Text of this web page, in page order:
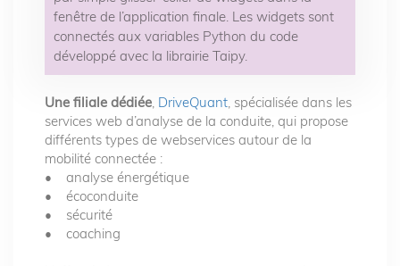
fenêtre de l’application finale. Les widgets sont
connectés aux variables Python du code
développé avec la librairie Taipy.
Une filiale dédiée DriveQuant , spécialisée dans les
services web d’analyse de la conduite, qui propose
différents types de webservices autour de la
mobilité connectée :
• analyse énergétique
• écoconduite
• sécurité
• coaching